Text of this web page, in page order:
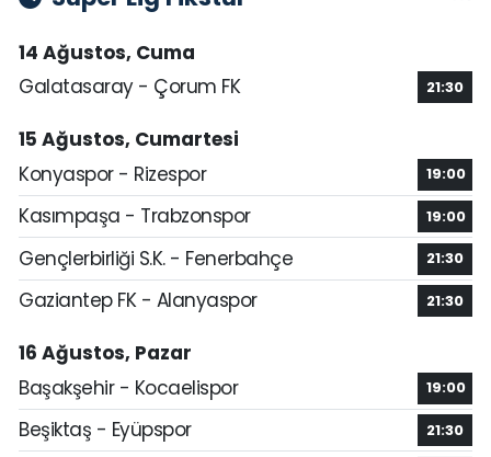
14 Ağustos, Cuma
Galatasaray - Çorum FK
21:30
15 Ağustos, Cumartesi
Konyaspor - Rizespor
19:00
Kasımpaşa - Trabzonspor 19:00
Gençlerbirliği S.K. - Fenerbahçe 21:30
Gaziantep FK - Alanyaspor 21:30
16 Ağustos, Pazar
Başakşehir - Kocaelispor
19:00
Beşiktaş - Eyüpspor 21:30